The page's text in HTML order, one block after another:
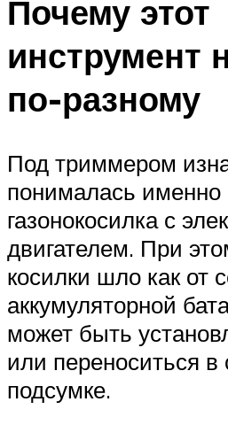
Почему этот
инструмент
по-разному
Под триммером
понималась именно
газонокосилка с
двигателем. При
косилки шло как от
аккумуляторной
может быть
или переноситься
подсумке.